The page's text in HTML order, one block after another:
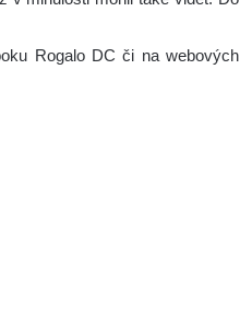
Rogalo DC či na webových